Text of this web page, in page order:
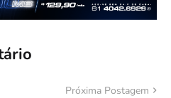
Próxima Postagem